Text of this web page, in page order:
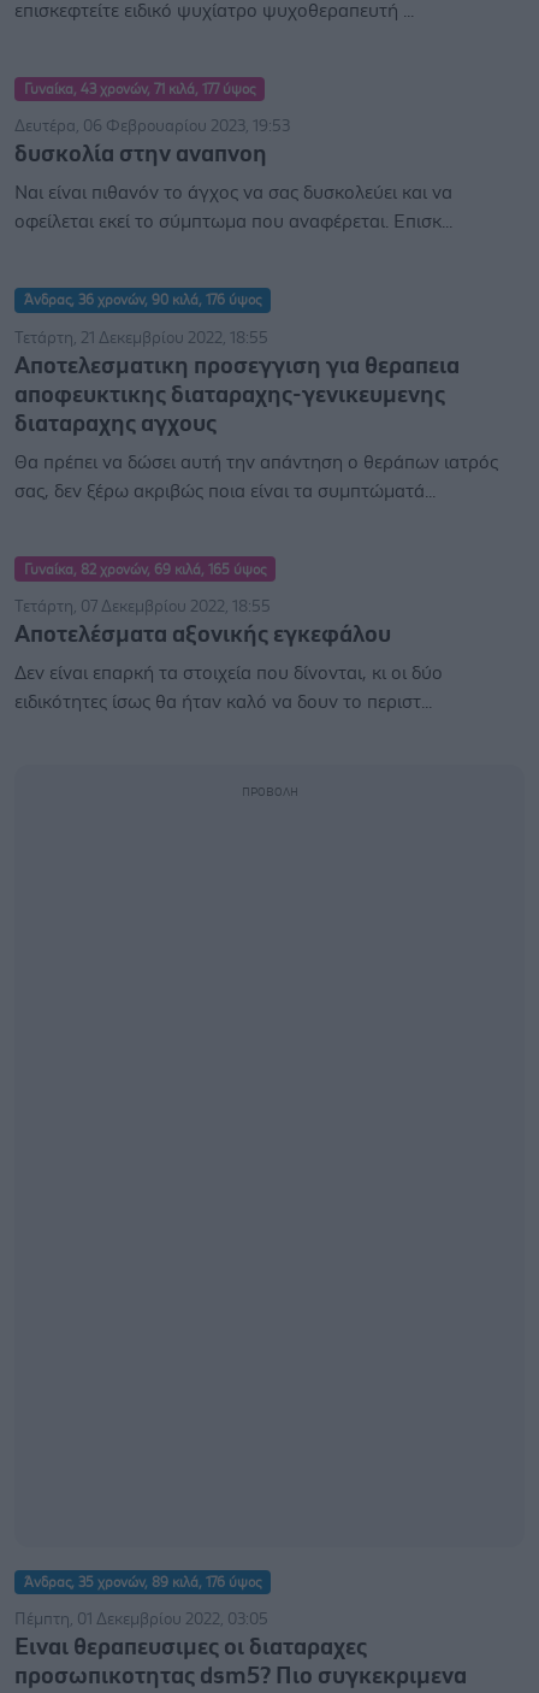
επισκεφτείτε ειδικό ψυχίατρο ψυχοθεραπευτή ...
Γυναίκα, 43 χρονών, 71 κιλά, 177 ύψος
Δευτέρα, 06 Φεβρουαρίου 2023, 19:53
δυσκολία στην αναπνοη
Ναι είναι πιθανόν το άγχος να σας δυσκολεύει και να
οφείλεται εκεί το σύμπτωμα που αναφέρεται. Επισκ...
Άνδρας, 36 χρονών, 90 κιλά, 176 ύψος
Τετάρτη, 21 Δεκεμβρίου 2022, 18:55
Αποτελεσματικη προσεγγιση για θεραπεια
αποφευκτικης διαταραχης-γενικευμενης
διαταραχης αγχους
Θα πρέπει να δώσει αυτή την απάντηση ο θεράπων ιατρός
σας, δεν ξέρω ακριβώς ποια είναι τα συμπτώματά...
Γυναίκα, 82 χρονών, 69 κιλά, 165 ύψος
Τετάρτη, 07 Δεκεμβρίου 2022, 18:55
Αποτελέσματα αξονικής εγκεφάλου
Δεν είναι επαρκή τα στοιχεία που δίνονται, κι οι δύο
ειδικότητες ίσως θα ήταν καλό να δουν το περιστ...
Άνδρας, 35 χρονών, 89 κιλά, 176 ύψος
Πέμπτη, 01 Δεκεμβρίου 2022, 03:05
Eιναι θεραπευσιμες οι διαταραχες
προσωπικοτητας dsm5? Πιο συγκεκριμενα